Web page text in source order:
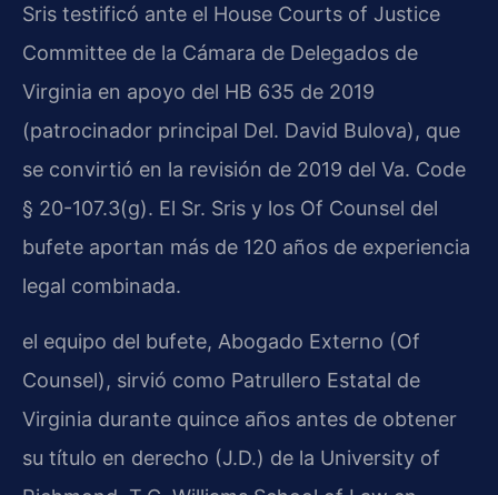
Sris testificó ante el House Courts of Justice
Committee de la Cámara de Delegados de
Virginia en apoyo del HB 635 de 2019
(patrocinador principal Del. David Bulova), que
se convirtió en la revisión de 2019 del Va. Code
§ 20-107.3(g). El Sr. Sris y los Of Counsel del
bufete aportan más de 120 años de experiencia
legal combinada.
el equipo del bufete, Abogado Externo (Of
Counsel), sirvió como Patrullero Estatal de
Virginia durante quince años antes de obtener
su título en derecho (J.D.) de la University of